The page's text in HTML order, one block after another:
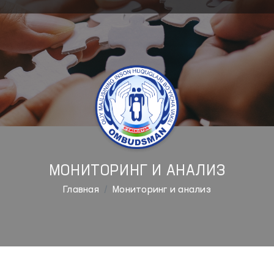
МОНИТОРИНГ И АНАЛИЗ
Главная Мониторинг и анализ